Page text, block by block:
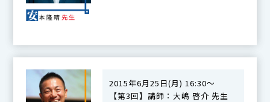
2015年6月25日(月) 16:30～
【第3回】講師：大嶋 啓介 先生